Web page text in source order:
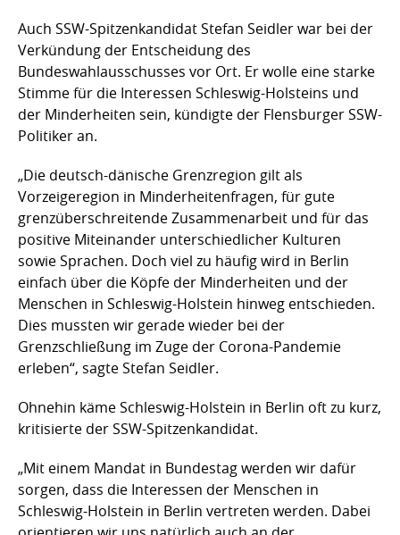
Auch SSW-Spitzenkandidat Stefan Seidler war bei der
Verkündung der Entscheidung des
Bundeswahlausschusses vor Ort. Er wolle eine starke
Stimme für die Interessen Schleswig-Holsteins und
der Minderheiten sein, kündigte der Flensburger SSW-
Politiker an.
„Die deutsch-dänische Grenzregion gilt als
Vorzeigeregion in Minderheitenfragen, für gute
grenzüberschreitende Zusammenarbeit und für das
positive Miteinander unterschiedlicher Kulturen
sowie Sprachen. Doch viel zu häufig wird in Berlin
einfach über die Köpfe der Minderheiten und der
Menschen in Schleswig-Holstein hinweg entschieden.
Dies mussten wir gerade wieder bei der
Grenzschließung im Zuge der Corona-Pandemie
erleben“, sagte Stefan Seidler.
Ohnehin käme Schleswig-Holstein in Berlin oft zu kurz,
kritisierte der SSW-Spitzenkandidat.
„Mit einem Mandat in Bundestag werden wir dafür
sorgen, dass die Interessen der Menschen in
Schleswig-Holstein in Berlin vertreten werden. Dabei